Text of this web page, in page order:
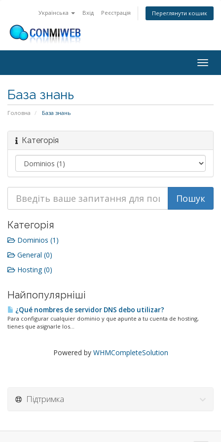
Українська Вхід Реєстрація Переглянути кошик
База знань
Головна База знань
Категорія
Категорія
Dominios (1)
General (0)
Hosting (0)
Найпопулярніші
¿Qué nombres de servidor DNS debo utilizar?
Para configurar cualquier dominio y que apunte a tu cuenta de hosting,
tienes que asignarle los...
Powered by WHMCompleteSolution
Підтримка